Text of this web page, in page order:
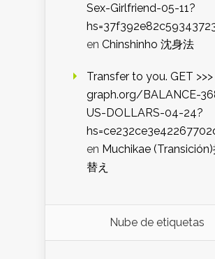
Sex-Girlfriend-05-11?
en Chinshinho 沈身法
Transfer to you. GET >>>
graph.org/BALANCE-
US-DOLLARS-04-24?
en Muchikae (Transición)
替え
Nube de etiquetas